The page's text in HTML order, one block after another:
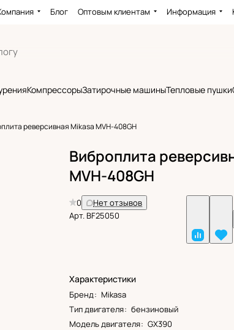
Блог Оптовым клиентам Информация
КомпрессорыЗатирочные машиныТепловые пушки
реверсивная Mikasa MVH-408GH
Виброплита
MVH-408GH
0
Нет отзывов
Арт.BF25050
Характеристики
Бренд: Mikasa
Тип двигателя: бензиновый
Модель двигателя: GX390